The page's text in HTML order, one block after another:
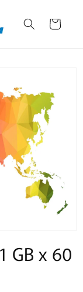
Carrito
GB x 60